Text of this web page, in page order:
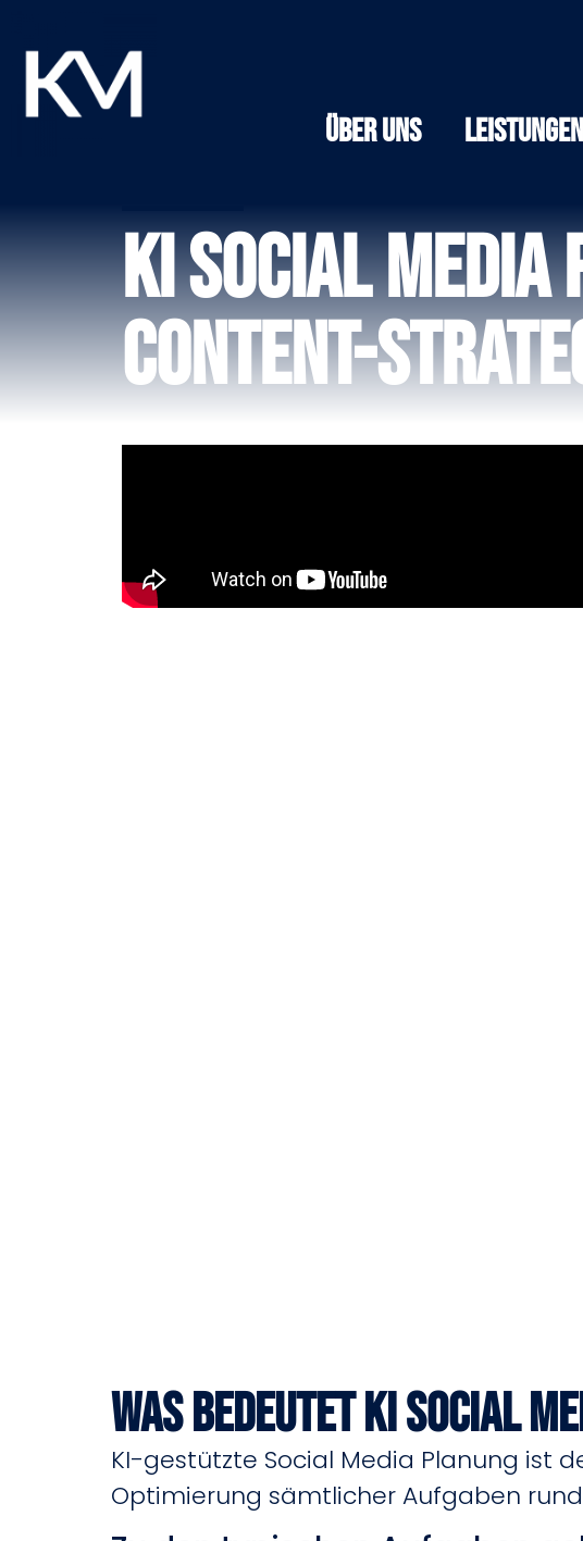
Über Uns Leistungen
KI Social
Content-
Was bedeutet KI Social
KI-gestützte Social Media Planung ist
Optimierung sämtlicher Aufgaben